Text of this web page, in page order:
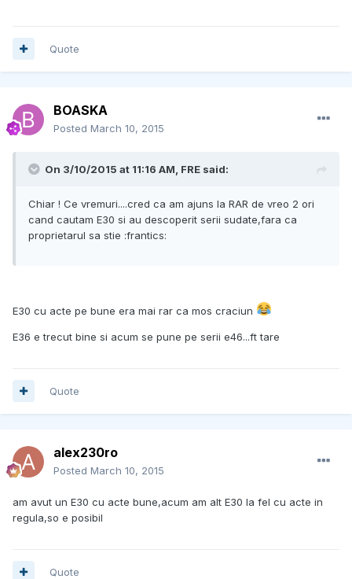
Quote
BOASKA
Posted March 10, 2015
On 3/10/2015 at 11:16 AM, FRE said:
Chiar ! Ce vremuri....cred ca am ajuns la RAR de vreo 2 ori
cand cautam E30 si au descoperit serii sudate,fara ca
proprietarul sa stie :frantics:
E30 cu acte pe bune era mai rar ca mos craciun
E36 e trecut bine si acum se pune pe serii e46...ft tare
Quote
alex230ro
Posted March 10, 2015
am avut un E30 cu acte bune,acum am alt E30 la fel cu acte in
regula,so e posibil
Quote